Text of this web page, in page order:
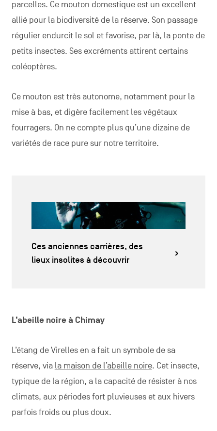
parcelles. Ce mouton domestique est un excellent
allié pour la biodiversité de la réserve. Son passage
régulier endurcit le sol et favorise, par là, la ponte de
petits insectes. Ses excréments attirent certains
coléoptères.
Ce mouton est très autonome, notamment pour la
mise à bas, et digère facilement les végétaux
fourragers. On ne compte plus qu’une dizaine de
variétés de race pure sur notre territoire.
Ces anciennes carrières, des
lieux insolites à découvrir
L’abeille noire à Chimay
L’étang de Virelles en a fait un symbole de sa
réserve, via la maison de l’abeille noire. Cet insecte,
typique de la région, a la capacité de résister à nos
climats, aux périodes fort pluvieuses et aux hivers
parfois froids ou plus doux.